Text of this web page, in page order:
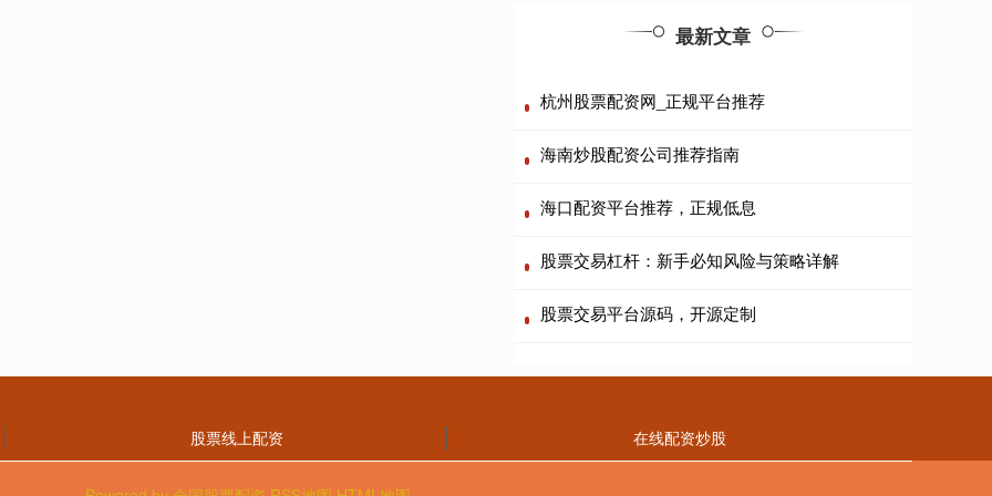
最新文章
杭州股票配资网_正规平台推荐
海南炒股配资公司推荐指南
海口配资平台推荐，正规低息
股票交易杠杆：新手必知风险与策略详解
股票交易平台源码，开源定制
股票线上配资 在线配资炒股